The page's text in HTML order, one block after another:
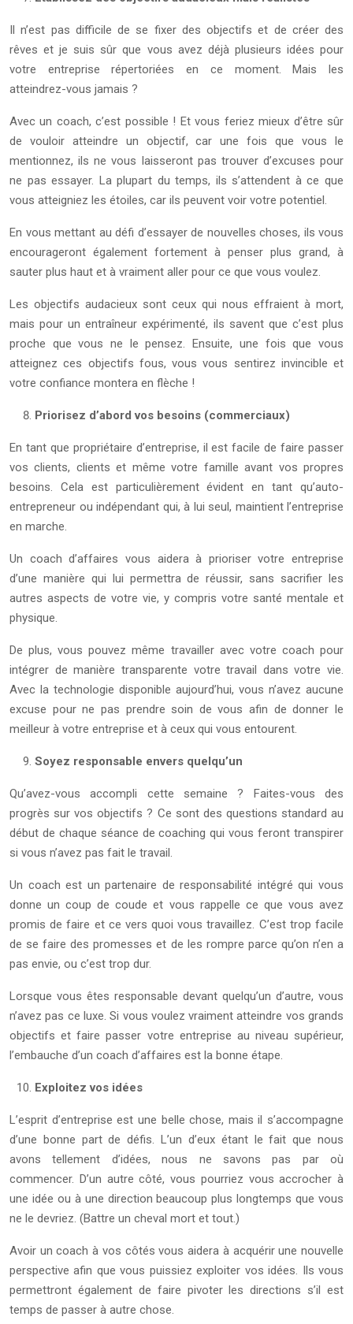
Il n’est pas difficile de se fixer des objectifs et de créer des
rêves et je suis sûr que vous avez déjà plusieurs idées pour
votre entreprise répertoriées en ce moment. Mais les
atteindrez-vous jamais ?
Avec un coach, c’est possible ! Et vous feriez mieux d’être sûr
de vouloir atteindre un objectif, car une fois que vous le
mentionnez, ils ne vous laisseront pas trouver d’excuses pour
ne pas essayer. La plupart du temps, ils s’attendent à ce que
vous atteigniez les étoiles, car ils peuvent voir votre potentiel.
En vous mettant au défi d’essayer de nouvelles choses, ils vous
encourageront également fortement à penser plus grand, à
sauter plus haut et à vraiment aller pour ce que vous voulez.
Les objectifs audacieux sont ceux qui nous effraient à mort,
mais pour un entraîneur expérimenté, ils savent que c’est plus
proche que vous ne le pensez. Ensuite, une fois que vous
atteignez ces objectifs fous, vous vous sentirez invincible et
votre confiance montera en flèche !
Priorisez d’abord vos besoins (commerciaux)
En tant que propriétaire d’entreprise, il est facile de faire passer
vos clients, clients et même votre famille avant vos propres
besoins. Cela est particulièrement évident en tant qu’auto-
entrepreneur ou indépendant qui, à lui seul, maintient l’entreprise
en marche.
Un coach d’affaires vous aidera à prioriser votre entreprise
d’une manière qui lui permettra de réussir, sans sacrifier les
autres aspects de votre vie, y compris votre santé mentale et
physique.
De plus, vous pouvez même travailler avec votre coach pour
intégrer de manière transparente votre travail dans votre vie.
Avec la technologie disponible aujourd’hui, vous n’avez aucune
excuse pour ne pas prendre soin de vous afin de donner le
meilleur à votre entreprise et à ceux qui vous entourent.
Soyez responsable envers quelqu’un
Qu’avez-vous accompli cette semaine ? Faites-vous des
progrès sur vos objectifs ? Ce sont des questions standard au
début de chaque séance de coaching qui vous feront transpirer
si vous n’avez pas fait le travail.
Un coach est un partenaire de responsabilité intégré qui vous
donne un coup de coude et vous rappelle ce que vous avez
promis de faire et ce vers quoi vous travaillez. C’est trop facile
de se faire des promesses et de les rompre parce qu’on n’en a
pas envie, ou c’est trop dur.
Lorsque vous êtes responsable devant quelqu’un d’autre, vous
n’avez pas ce luxe. Si vous voulez vraiment atteindre vos grands
objectifs et faire passer votre entreprise au niveau supérieur,
l’embauche d’un coach d’affaires est la bonne étape.
Exploitez vos idées
L’esprit d’entreprise est une belle chose, mais il s’accompagne
d’une bonne part de défis. L’un d’eux étant le fait que nous
avons tellement d’idées, nous ne savons pas par où
commencer. D’un autre côté, vous pourriez vous accrocher à
une idée ou à une direction beaucoup plus longtemps que vous
ne le devriez. (Battre un cheval mort et tout.)
Avoir un coach à vos côtés vous aidera à acquérir une nouvelle
perspective afin que vous puissiez exploiter vos idées. Ils vous
permettront également de faire pivoter les directions s’il est
temps de passer à autre chose.